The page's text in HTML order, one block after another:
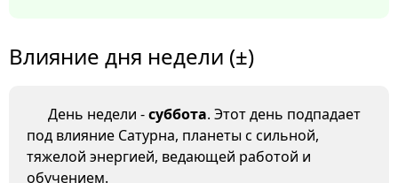
Влияние дня недели (±)
День недели -суббота. Этот день подпадает
под влияние Сатурна, планеты с сильной,
тяжелой энергией, ведающей работой и
обучением.